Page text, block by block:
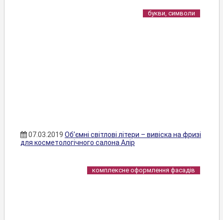
букви, символи
07.03.2019 Об’ємні світлові літери – вивіска на фризі
для косметологічного салона Алір
комплексне оформлення фасадів